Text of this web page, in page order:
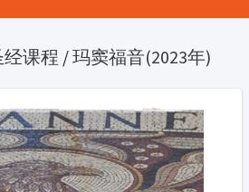
课程 /玛窦福音(2023年)